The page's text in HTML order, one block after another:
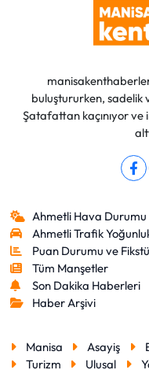
buluştururken,
Şatafattan kaçınıyor
Ahmetli Hava Durumu
Ahmetli Trafik
Puan Durumu ve
Tüm Manşetler
Son Dakika Haberleri
Haber Arşivi
Manisa Asayiş
Turizm
Ulusal